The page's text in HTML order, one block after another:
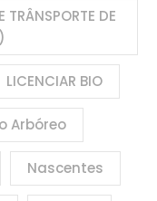
DE
LICENCIAR BIO
Arbóreo
Nascentes